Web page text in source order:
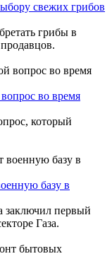
свежих грибов
грибы в
во время
который
базу в
первый
Газа.